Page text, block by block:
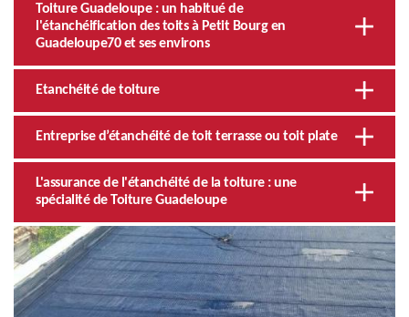
Toiture Guadeloupe : un habitué de
l'étanchéification des toits à Petit Bourg en
Guadeloupe70 et ses environs
Etanchéité de toiture
Entreprise d’étanchéité de toit terrasse ou toit plate
L'assurance de l'étanchéité de la toiture : une
spécialité de Toiture Guadeloupe